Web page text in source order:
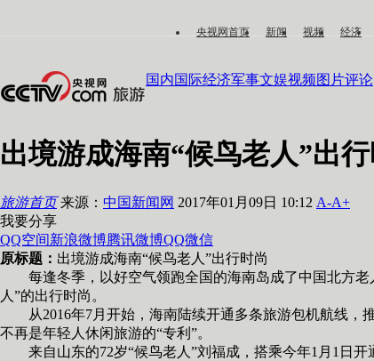
央视网首页 新闻 视频 经济
国内国际经济军事文娱视频图片评论
出境游成海南“候鸟老人”出
旅游首页 来源： 中国新闻网 2017年01月09日 10:12 A-A+
我要分享
QQ空间新浪微博腾讯微博QQ微信
原标题： 出境游成海南“候鸟老人”出行时尚
每逢冬季，以好空气领跑全国的海南岛成了中国北方老
人”的出行时尚。
从2016年7月开始，海南陆续开通多条旅游包机航线，
不再是年轻人休闲旅游的“专利”。
来自山东的72岁“候鸟老人”刘福成，搭乘今年1月1日开